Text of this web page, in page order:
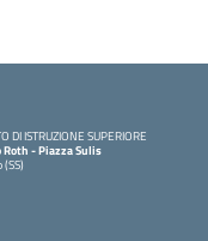
DI ISTRUZIONE SUPERIORE
Roth - Piazza Sulis
la pagina iniziale della scuola